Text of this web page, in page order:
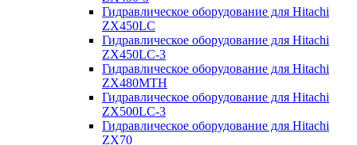
Гидравлическое оборудование для Hitachi
ZX450LC
Гидравлическое оборудование для Hitachi
ZX450LC-3
Гидравлическое оборудование для Hitachi
ZX480MTH
Гидравлическое оборудование для Hitachi
ZX500LC-3
Гидравлическое оборудование для Hitachi
ZX70